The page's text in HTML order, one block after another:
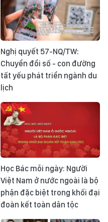
Nghị quyết 57-NQ/TW:
Chuyển đổi số - con đường
tất yếu phát triển ngành du
lịch
Học Bác mỗi ngày: Người
Việt Nam ở nước ngoài là bộ
phận đặc biệt trong khối đại
đoàn kết toàn dân tộc